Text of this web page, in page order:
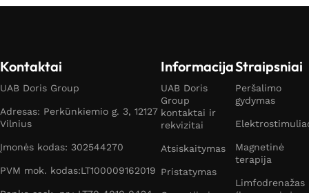
Kontaktai
UAB Doris Group
Adresas: Perkūnkiemio g. 3, 12127
Vilnius
Įmonės kodas: 302544270
PVM mok. kodas:LT100009162019
Informacija
UAB Doris
Group
kontaktai ir
rekvizitai
Atsiskaitymas
Pristatymas
Straipsniai
Peršalimo
gydymas
Magnetinė
terapija
Limfodrenažas